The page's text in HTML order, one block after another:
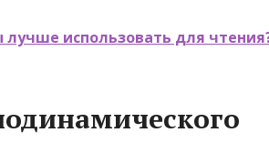
использовать для